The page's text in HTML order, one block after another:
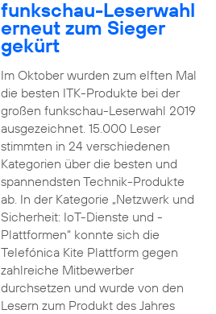
funkschau-Leserwahl
erneut zum Sieger
gekürt
Im Oktober wurden zum elften Mal
die besten ITK-Produkte bei der
großen funkschau-Leserwahl 2019
ausgezeichnet. 15.000 Leser
stimmten in 24 verschiedenen
Kategorien über die besten und
spannendsten Technik-Produkte
ab. In der Kategorie „Netzwerk und
Sicherheit: IoT-Dienste und -
Plattformen“ konnte sich die
Telefónica Kite Plattform gegen
zahlreiche Mitbewerber
durchsetzen und wurde von den
Lesern zum Produkt des Jahres